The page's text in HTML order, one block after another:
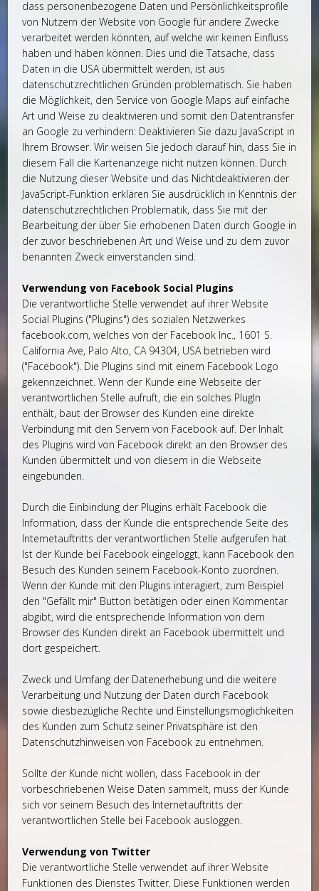
dass personenbezogene Daten und Persönlichkeitsprofile
von Nutzern der Website von Google für andere Zwecke
verarbeitet werden könnten, auf welche wir keinen Einfluss
haben und haben können. Dies und die Tatsache, dass
Daten in die USA übermittelt werden, ist aus
datenschutzrechtlichen Gründen problematisch. Sie haben
die Möglichkeit, den Service von Google Maps auf einfache
Art und Weise zu deaktivieren und somit den Datentransfer
an Google zu verhindern: Deaktivieren Sie dazu JavaScript in
Ihrem Browser. Wir weisen Sie jedoch darauf hin, dass Sie in
diesem Fall die Kartenanzeige nicht nutzen können. Durch
die Nutzung dieser Website und das Nichtdeaktivieren der
JavaScript-Funktion erklären Sie ausdrücklich in Kenntnis der
datenschutzrechtlichen Problematik, dass Sie mit der
Bearbeitung der über Sie erhobenen Daten durch Google in
der zuvor beschriebenen Art und Weise und zu dem zuvor
benannten Zweck einverstanden sind.
Verwendung von Facebook Social Plugins
Die verantwortliche Stelle verwendet auf ihrer Website
Social Plugins ("Plugins") des sozialen Netzwerkes
facebook.com, welches von der Facebook Inc., 1601 S.
California Ave, Palo Alto, CA 94304, USA betrieben wird
("Facebook"). Die Plugins sind mit einem Facebook Logo
gekennzeichnet. Wenn der Kunde eine Webseite der
verantwortlichen Stelle aufruft, die ein solches PlugIn
enthält, baut der Browser des Kunden eine direkte
Verbindung mit den Servern von Facebook auf. Der Inhalt
des Plugins wird von Facebook direkt an den Browser des
Kunden übermittelt und von diesem in die Webseite
eingebunden.
Durch die Einbindung der Plugins erhält Facebook die
Information, dass der Kunde die entsprechende Seite des
Internetauftritts der verantwortlichen Stelle aufgerufen hat.
Ist der Kunde bei Facebook eingeloggt, kann Facebook den
Besuch des Kunden seinem Facebook-Konto zuordnen.
Wenn der Kunde mit den Plugins interagiert, zum Beispiel
den "Gefällt mir" Button betätigen oder einen Kommentar
abgibt, wird die entsprechende Information von dem
Browser des Kunden direkt an Facebook übermittelt und
dort gespeichert.
Zweck und Umfang der Datenerhebung und die weitere
Verarbeitung und Nutzung der Daten durch Facebook
sowie diesbezügliche Rechte und Einstellungsmöglichkeiten
des Kunden zum Schutz seiner Privatsphäre ist den
Datenschutzhinweisen von Facebook zu entnehmen.
Sollte der Kunde nicht wollen, dass Facebook in der
vorbeschriebenen Weise Daten sammelt, muss der Kunde
sich vor seinem Besuch des Internetauftritts der
verantwortlichen Stelle bei Facebook ausloggen.
Verwendung von Twitter
Die verantwortliche Stelle verwendet auf ihrer Website
Funktionen des Dienstes Twitter. Diese Funktionen werden